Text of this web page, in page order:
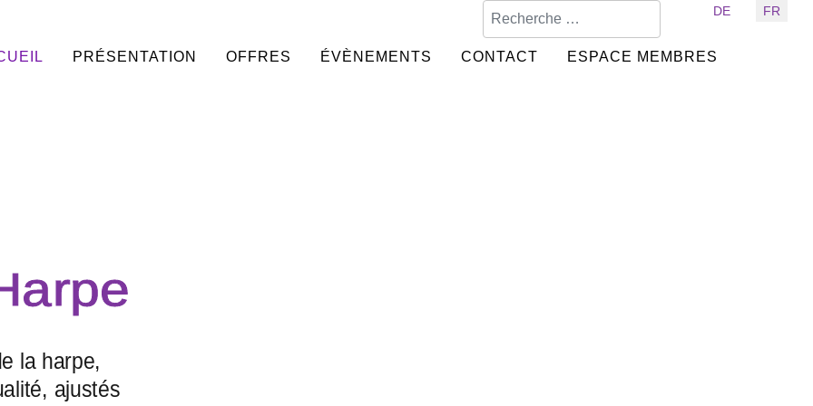
Sélectionnez votre langue
DE FR
PRÉSENTATION OFFRES ÉVÈNEMENTS CONTACT ESPACE MEMBRES